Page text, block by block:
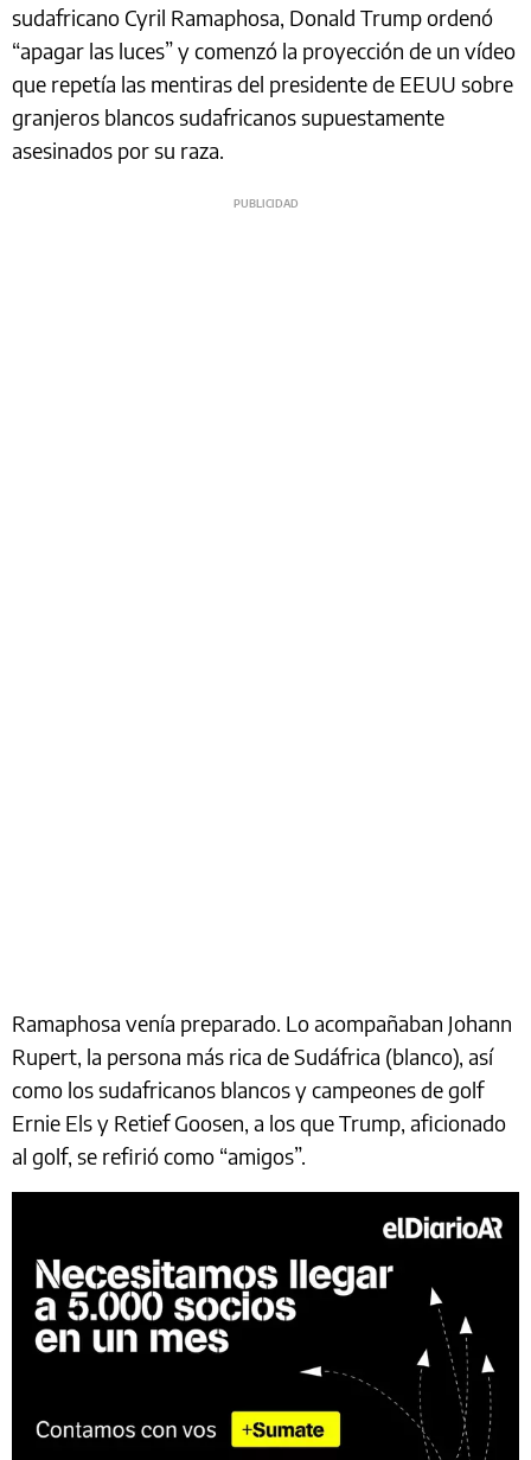
sudafricano Cyril Ramaphosa, Donald Trump ordenó
“apagar las luces” y comenzó la proyección de un vídeo
que repetía las mentiras del presidente de EEUU sobre
granjeros blancos sudafricanos supuestamente
asesinados por su raza.
Ramaphosa venía preparado. Lo acompañaban Johann
Rupert, la persona más rica de Sudáfrica (blanco), así
como los sudafricanos blancos y campeones de golf
Ernie Els y Retief Goosen, a los que Trump, aficionado
al golf, se refirió como “amigos”.